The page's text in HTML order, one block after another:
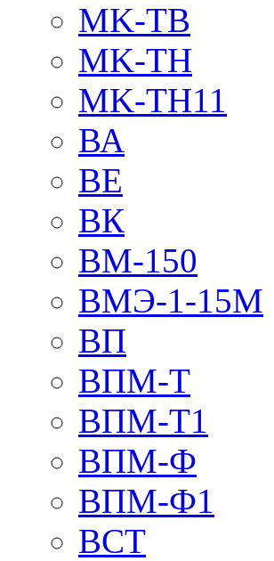
MK-TB
MK-TH
MK-TH11
ВА
ВЕ
ВК
ВМ-150
ВМЭ-1-15М
ВП
ВПМ-Т
ВПМ-Т1
ВПМ-Ф
ВПМ-Ф1
ВСТ